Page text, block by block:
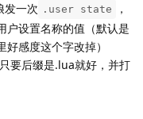
发一次 .user state
，
设置名称的值（默认是
感度这个字改掉）
要后缀是.lua就好，并打